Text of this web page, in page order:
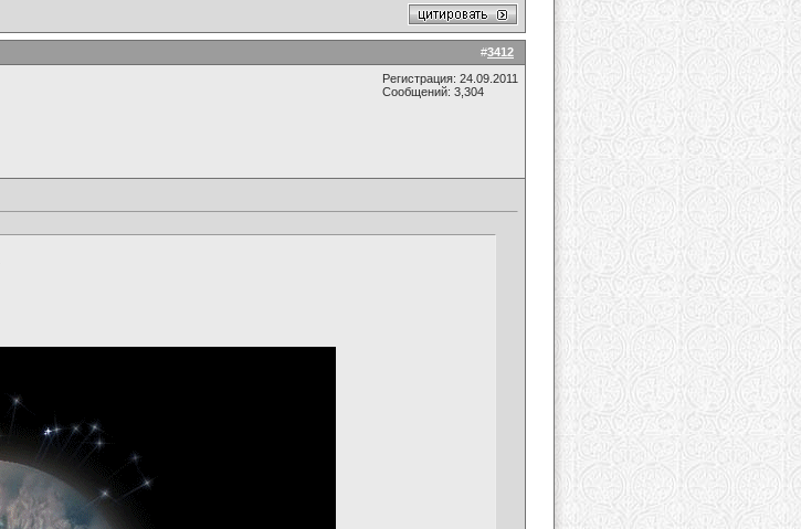
#3412
Регистрация: 24.09.2011
Сообщений: 3,304